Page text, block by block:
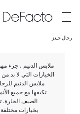
رجال جينز
ملابس الدنيم ، جزء
الخيارات التي لا بد
ملابس الدنيم
تكيفها مع جميع
الصيف الحارة.
بخيارات